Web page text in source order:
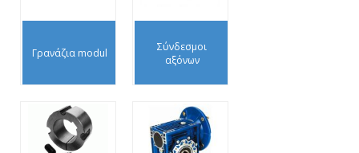
Γρανάζια modul
Σύνδεσμοι
αξόνων